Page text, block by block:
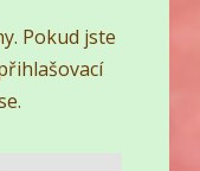
Pokud jste